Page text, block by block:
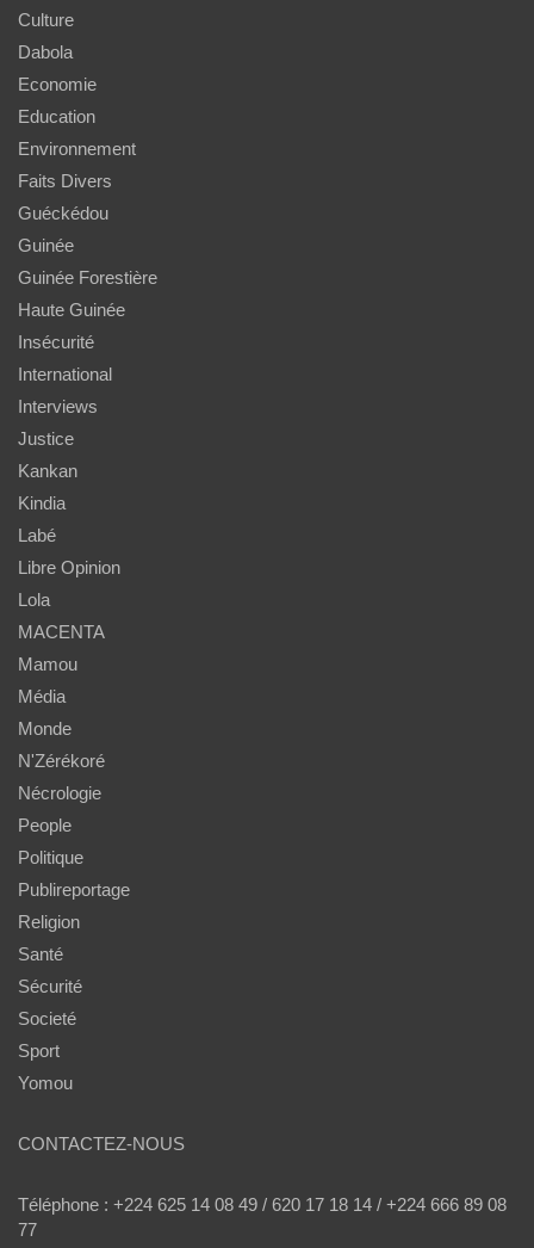
Culture
Dabola
Economie
Education
Environnement
Faits Divers
Guéckédou
Guinée
Guinée Forestière
Haute Guinée
Insécurité
International
Interviews
Justice
Kankan
Kindia
Labé
Libre Opinion
Lola
MACENTA
Mamou
Média
Monde
N'Zérékoré
Nécrologie
People
Politique
Publireportage
Religion
Santé
Sécurité
Societé
Sport
Yomou
CONTACTEZ-NOUS
Téléphone : +224 625 14 08 49 / 620 17 18 14 / +224 666 89 08
77